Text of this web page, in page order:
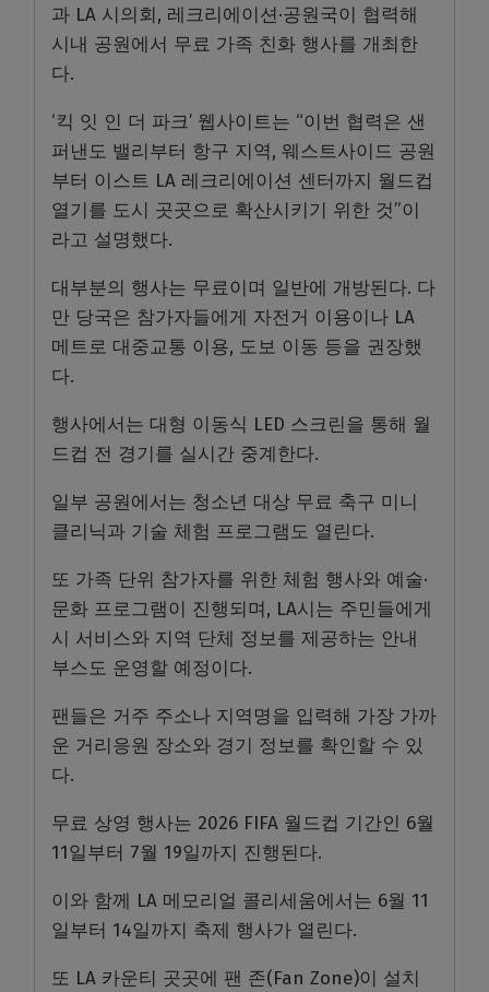
과 LA 시의회, 레크리에이션·공원국이 협력해
시내 공원에서 무료 가족 친화 행사를 개최한
다.
‘킥 잇 인 더 파크’ 웹사이트는 “이번 협력은 샌
퍼낸도 밸리부터 항구 지역, 웨스트사이드 공원
부터 이스트 LA 레크리에이션 센터까지 월드컵
열기를 도시 곳곳으로 확산시키기 위한 것”이
라고 설명했다.
대부분의 행사는 무료이며 일반에 개방된다. 다
만 당국은 참가자들에게 자전거 이용이나 LA
메트로 대중교통 이용, 도보 이동 등을 권장했
다.
행사에서는 대형 이동식 LED 스크린을 통해 월
드컵 전 경기를 실시간 중계한다.
일부 공원에서는 청소년 대상 무료 축구 미니
클리닉과 기술 체험 프로그램도 열린다.
또 가족 단위 참가자를 위한 체험 행사와 예술·
문화 프로그램이 진행되며, LA시는 주민들에게
시 서비스와 지역 단체 정보를 제공하는 안내
부스도 운영할 예정이다.
팬들은 거주 주소나 지역명을 입력해 가장 가까
운 거리응원 장소와 경기 정보를 확인할 수 있
다.
무료 상영 행사는 2026 FIFA 월드컵 기간인 6월
11일부터 7월 19일까지 진행된다.
이와 함께 LA 메모리얼 콜리세움에서는 6월 11
일부터 14일까지 축제 행사가 열린다.
또 LA 카운티 곳곳에 팬 존(Fan Zone)이 설치